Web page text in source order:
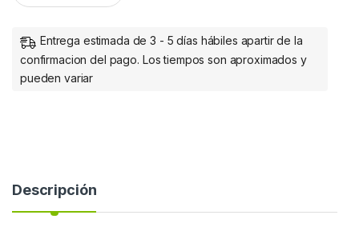
Entrega estimada de 3 - 5 días hábiles apartir de la
confirmacion del pago. Los tiempos son aproximados y
pueden variar
Descripción